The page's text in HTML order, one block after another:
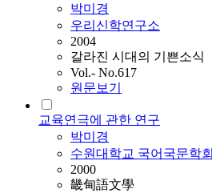
박미경
우리신학연구소
2004
갈라진 시대의 기쁜소식
Vol.- No.617
원문보기
교육연극에 관한 연구
박미경
수원대학교 국어국문학회
2000
畿甸語文學